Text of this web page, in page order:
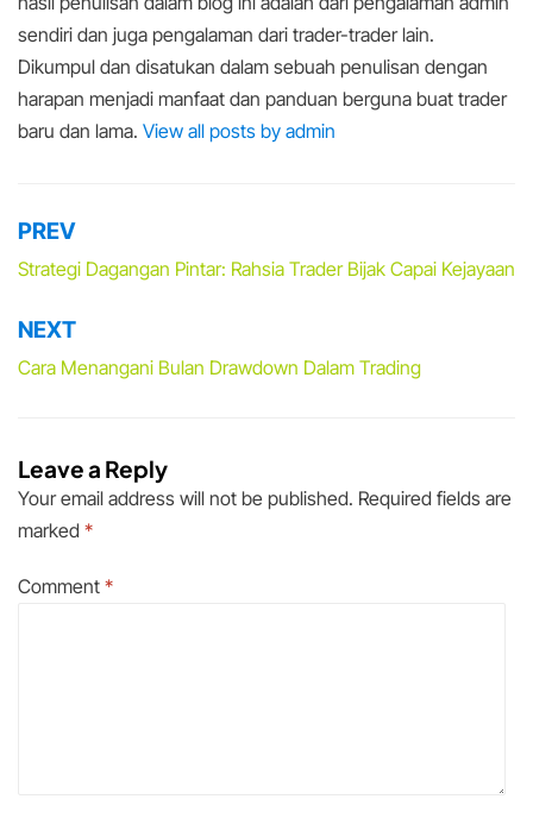
sendiri dan juga pengalaman dari trader-trader lain.
Dikumpul dan disatukan dalam sebuah penulisan dengan
harapan menjadi manfaat dan panduan berguna buat trader
baru dan lama. View all posts by admin
Post
navigation
PREV
Strategi Dagangan Pintar: Rahsia Trader Bijak Capai Kejayaan
NEXT
Cara Menangani Bulan Drawdown Dalam Trading
Leave a Reply
Your email address will not be published. Required fields are
marked *
Comment *